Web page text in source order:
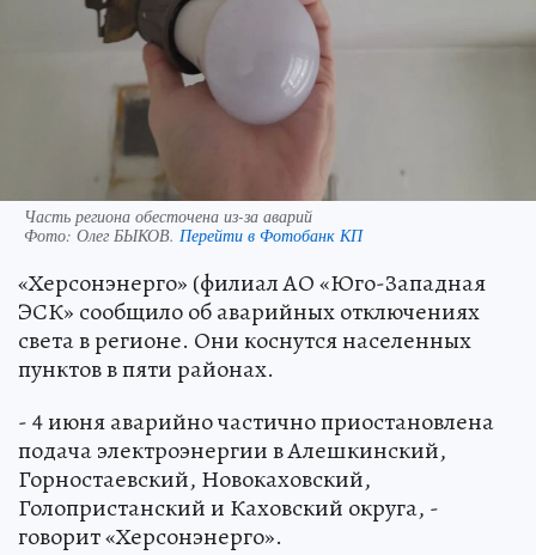
Часть региона обесточена из-за аварий
Фото: Олег БЫКОВ. Перейти в Фотобанк КП
«Херсонэнерго» (филиал АО «Юго-Западная
ЭСК» сообщило об аварийных отключениях
света в регионе. Они коснутся населенных
пунктов в пяти районах.
- 4 июня аварийно частично приостановлена
подача электроэнергии в Алешкинский,
Горностаевский, Новокаховский,
Голопристанский и Каховский округа, -
говорит «Херсонэнерго».